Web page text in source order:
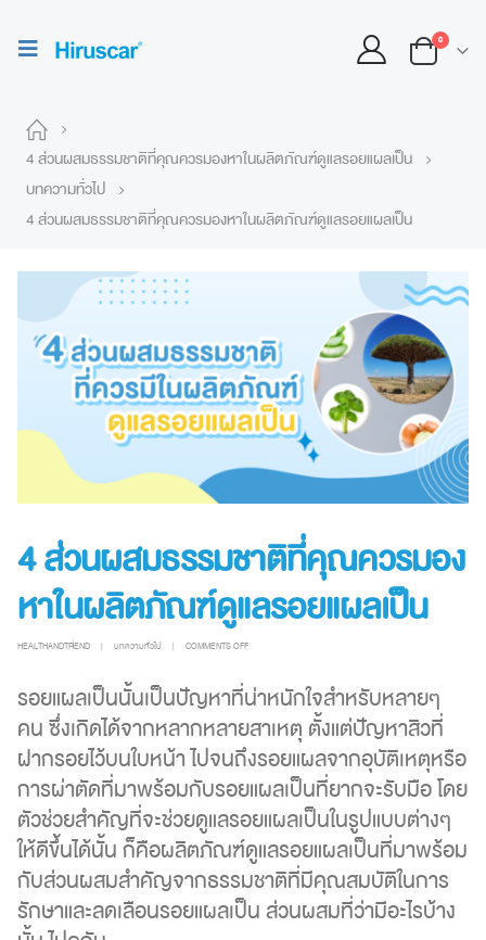
0
4 ส่วนผสมธรรมชาติที่คุณควรมองหาในผลิตภัณฑ์ดูแลรอยแผลเป็น
บทความทั่วไป
4 ส่วนผสมธรรมชาติที่คุณควรมองหาในผลิตภัณฑ์ดูแลรอยแผลเป็น
4 ส่วนผสมธรรมชาติที่คุณควรมอง
หาในผลิตภัณฑ์ดูแลรอยแผลเป็น
HEALTHANDTREND บทความทั่วไป COMMENTS OFFON
ส่วน
ผสม
ธรรมชาติ
ที่
คุณ
ควร
มอง
หา
รอยแผลเป็นนั้นเป็นปัญหาที่น่าหนักใจสำหรับหลายๆ
คน ซึ่งเกิดได้จากหลากหลายสาเหตุ ตั้งแต่ปัญหาสิวที่
ฝากรอยไว้บนใบหน้า ไปจนถึงรอยแผลจากอุบัติเหตุหรือ
การผ่าตัดที่มาพร้อมกับรอยแผลเป็นที่ยากจะรับมือ โดย
ตัวช่วยสำคัญที่จะช่วยดูแลรอยแผลเป็นในรูปแบบต่างๆ
ให้ดีขึ้นได้นั้น ก็คือผลิตภัณฑ์ดูแลรอยแผลเป็นที่มาพร้อม
กับส่วนผสมสำคัญจากธรรมชาติที่มีคุณสมบัติในการ
รักษาและลดเลือนรอยแผลเป็น ส่วนผสมที่ว่ามีอะไรบ้าง